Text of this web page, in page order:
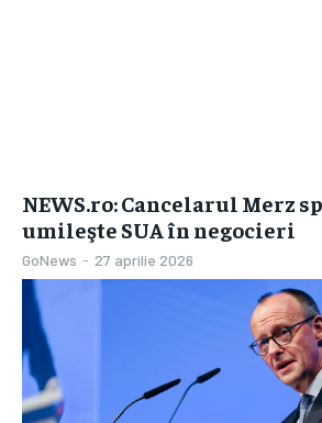
NEWS.ro: Cancelarul Merz
umileşte SUA în negocieri
GoNews - 27 aprilie 2026